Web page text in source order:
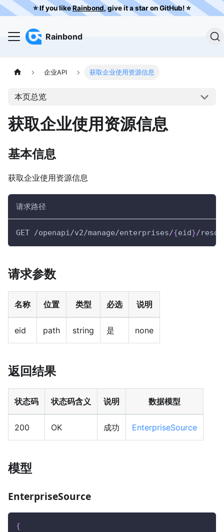
⭐️ If you likeRainbond, give it a star on GitHub! ⭐️
Rainbond
企业API 获取企业使用资源信息
本页总览
获取企业使用资源信息
基本信息
获取企业使用资源信息
请求路径
GET /openapi/v2/manage/enterprises/{eid}/
请求参数
名称 位置 类型 必选 说明
eid path string 是 none
返回结果
状态码 状态码含义 说明 数据模型
200 OK 成功 EnterpriseSource
模型
EnterpriseSource
{